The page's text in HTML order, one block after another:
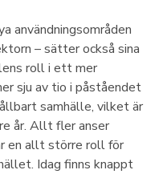
användningsområden
– sätter också sina
roll i ett mer
sju av tio i påståendet
samhälle, vilket är
år. Allt fler anser
en allt större roll för
Idag finns knappt